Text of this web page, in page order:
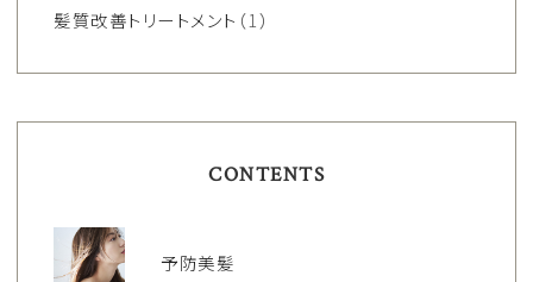
髪質改善トリートメント （1）
CONTENTS
予防美髪